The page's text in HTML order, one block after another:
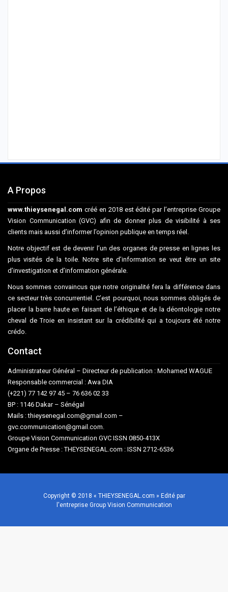
A Propos
www.thieysenegal.com créé en 2018 est édité par l’entreprise Groupe
Vision Communication (GVC) afin de donner plus de visibilité à ses
clients mais aussi d’informer l’opinion publique en temps réel.
Notre objectif est de devenir l’un des organes de presse en lignes les
plus visités de la toile. Notre site d’information se veut être un site
d’investigation et d’information générale.
Nous sommes convaincus que notre originalité fera la différence dans
ce secteur très concurrentiel. C’est pourquoi, nous sommes obligés de
placer la barre haute en faisant de l’éthique et de la déontologie notre
cheval de Troie en insistant sur la crédibilité qui a toujours été notre
crédo.
Contact
Administrateur Général – Directeur de publication : Mohamed WAGUE
Responsable commercial : Awa DIA
(+221) 77 142 97 45 – 76 636 02 33
BP : 1146 Dakar – Sénégal
Mails : thieysenegal.com@gmail.com –
gvc.communication@gmail.com.
Groupe Vision Communication GVC ISSN 0850-413X
Organe de Presse : THEYSENEGAL.com : ISSN 2712-6536
Copyright © 2018 « THIEYSENEGAL.com » Edité par
l'entreprise Group Vision Communication